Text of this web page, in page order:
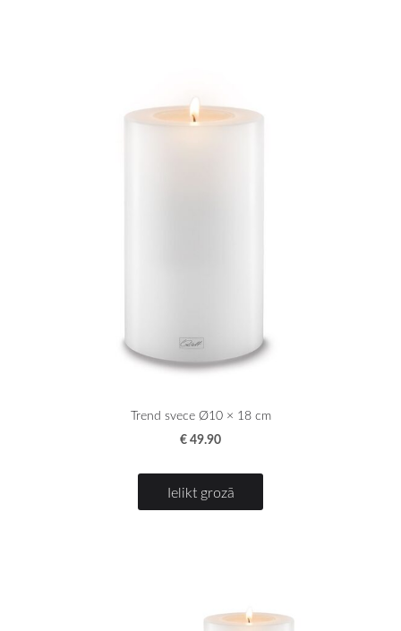
Trend svece Ø10 × 18 cm
€ 49.90
Ielikt grozā